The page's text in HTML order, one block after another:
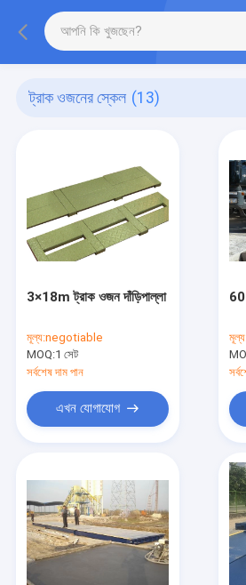
ট্রাক ওজনের স্কেল (13)
3×18m ট্রাক ওজন দাঁড়িপাল্লা
মূল্য:negotiable
MOQ:1 সেট
সর্বশেষ দাম পান
এখন যোগাযোগ
60